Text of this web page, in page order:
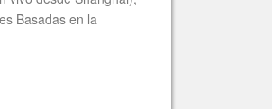
Basadas en la